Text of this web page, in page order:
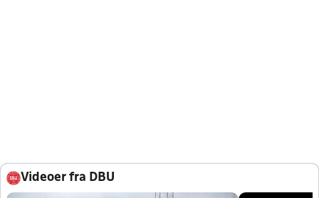
Videoer fra DBU